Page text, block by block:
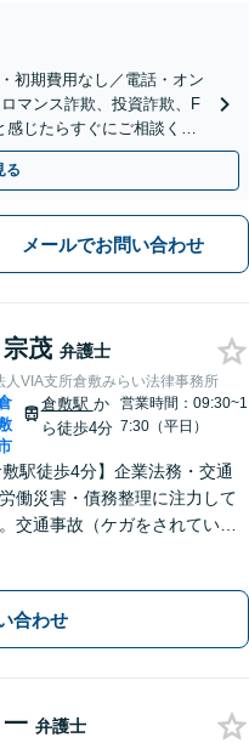
初期費用なし／電話・オン
マンス詐欺、投資詐欺、F
じたらすぐにご相談くだ
る
メールでお問い合わせ
茂 弁護士
人VIA支所倉敷みらい法律事務所
倉敷駅 か
ら徒歩4分
営業時間：09:30~1
7:30（平日）
敷駅徒歩4分】企業法務・交通
働災害・債務整理に注力して
交通事故（ケガをされている
。
合わせ
弁護士